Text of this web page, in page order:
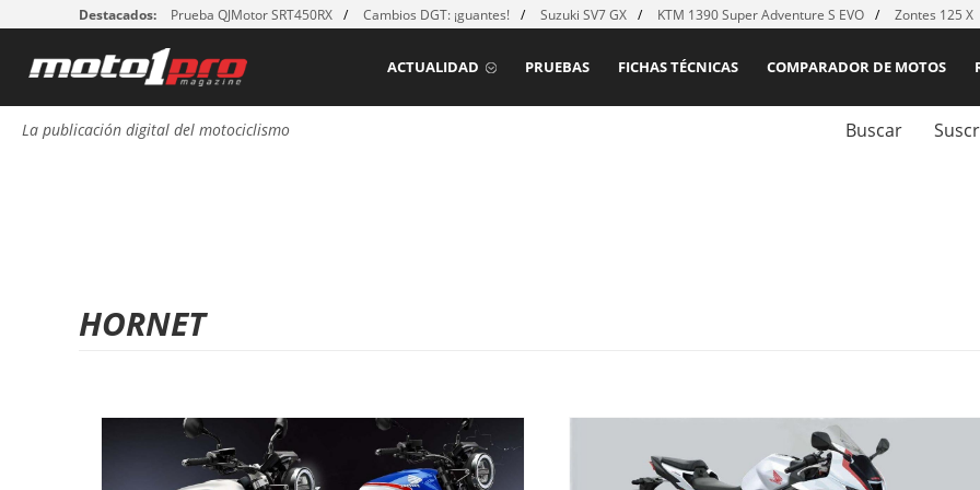
Destacados: Prueba QJMotor SRT450RX Cambios DGT: ¡guantes! Suzuki SV7 GX KTM 1390 Super Adventure S EVO Zontes 125 X
COMPARADOR DE MOTOS
FICHAS TÉCNICAS
PRUEBAS
ACTUALIDAD
La publicación digital del motociclismo Buscar
HORNET